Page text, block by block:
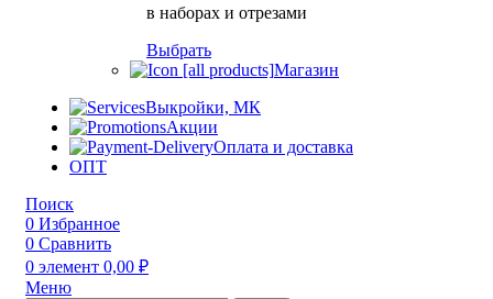
в наборах и отрезами
Выбрать
Магазин
Выкройки, МК
Акции
Оплата и доставка
ОПТ
Поиск
0 Избранное
0 Сравнить
0 элемент 0,00 ₽
Меню